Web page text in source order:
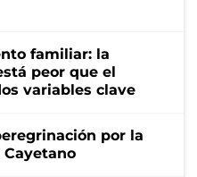
familiar: la
peor que el
variables clave
por la
Cayetano